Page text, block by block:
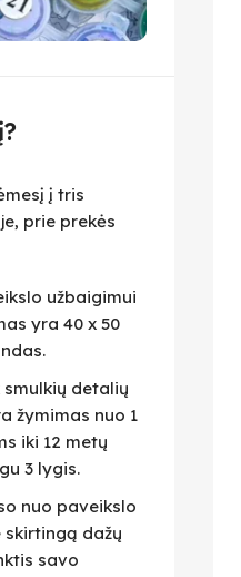
į tris
prie prekės
užbaigimui
yra 40 x 50
detalių
žymimas nuo 1
iki 12 metų
3 lygis.
nuo paveikslo
skirtingą dažų
savo